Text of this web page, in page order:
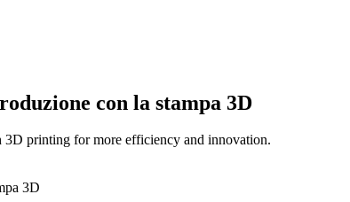
con la stampa 3D
printing for more efficiency and innovation.
3D